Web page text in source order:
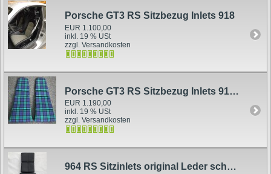
Porsche GT3 RS Sitzbezug Inlets 918
EUR 1.100,00
inkl. 19 % USt
zzgl. Versandkosten
Porsche GT3 RS Sitzbezug Inlets 918 Schottenkaro grün
EUR 1.190,00
inkl. 19 % USt
zzgl. Versandkosten
964 RS Sitzinlets original Leder schwarz